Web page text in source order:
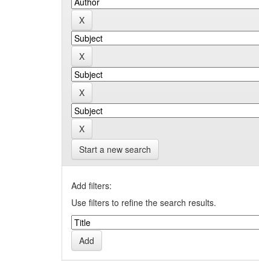
Start a new search
Add filters:
Use filters to refine the search results.